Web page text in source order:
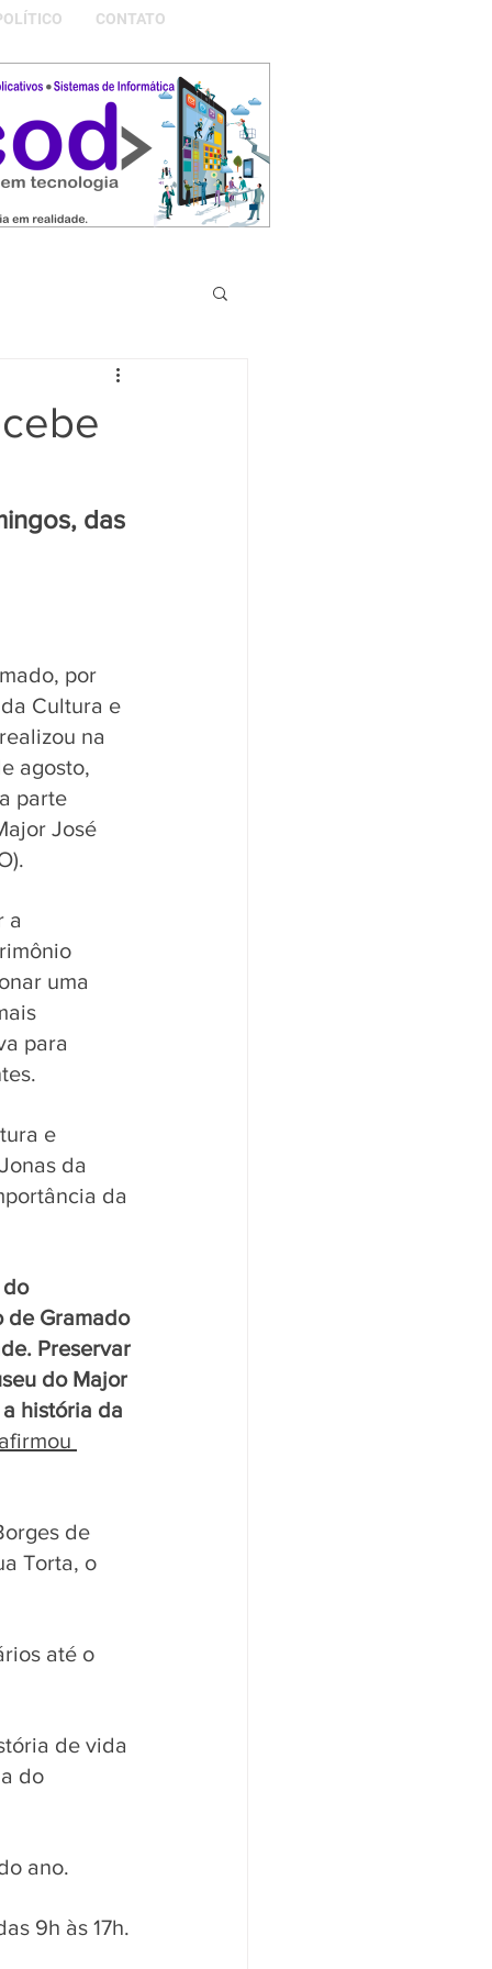
CONTATO
DA NOSSA GRAMADO
das
por
Cultura e
na
agosto,
parte
José
a
uma
para
e
da
da
do
de Gramado
Preservar
do Major
história da
afirmou
de
Torta, o
até o
de vida
do
ano.
9h às 17h.